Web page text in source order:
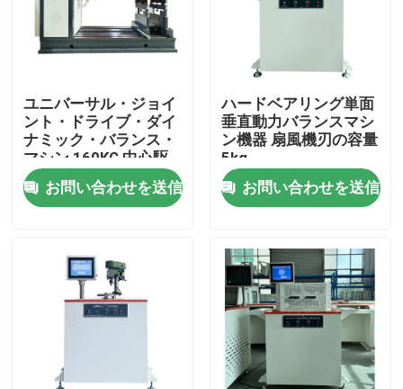
私たちに関しては
工場見学
品質管理
お問い合わせ
ニュース
研究室試験機械
ユニバーサル・ジョイ
ント・ドライブ・ダイ
ナミック・バランス・
マシン 160KG 中心駆
動機のための作業部品
の最大質量
お問い合わせを送信
ハードベアリング単面
垂直動力バランスマシ
ン機器 扇風機刃の容量
5kg
お問い合わせを送信